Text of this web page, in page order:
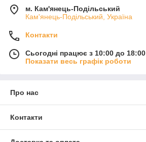
м. Кам'янець-Подільський
Кам'янець-Подільський, Україна
Контакти
Сьогодні працює з 10:00 до 18:00
Показати весь графік роботи
Про нас
Контакти